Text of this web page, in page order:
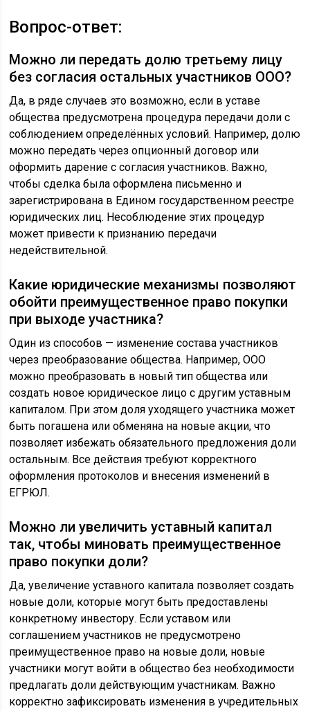
Вопрос-ответ:
Можно ли передать долю третьему лицу
без согласия остальных участников ООО?
Да, в ряде случаев это возможно, если в уставе
общества предусмотрена процедура передачи доли с
соблюдением определённых условий. Например, долю
можно передать через опционный договор или
оформить дарение с согласия участников. Важно,
чтобы сделка была оформлена письменно и
зарегистрирована в Едином государственном реестре
юридических лиц. Несоблюдение этих процедур
может привести к признанию передачи
недействительной.
Какие юридические механизмы позволяют
обойти преимущественное право покупки
при выходе участника?
Один из способов — изменение состава участников
через преобразование общества. Например, ООО
можно преобразовать в новый тип общества или
создать новое юридическое лицо с другим уставным
капиталом. При этом доля уходящего участника может
быть погашена или обменяна на новые акции, что
позволяет избежать обязательного предложения доли
остальным. Все действия требуют корректного
оформления протоколов и внесения изменений в
ЕГРЮЛ.
Можно ли увеличить уставный капитал
так, чтобы миновать преимущественное
право покупки доли?
Да, увеличение уставного капитала позволяет создать
новые доли, которые могут быть предоставлены
конкретному инвестору. Если уставом или
соглашением участников не предусмотрено
преимущественное право на новые доли, новые
участники могут войти в общество без необходимости
предлагать доли действующим участникам. Важно
корректно зафиксировать изменения в учредительных